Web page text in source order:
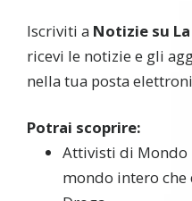
Iscriviti a Notizie su
ricevi le notizie e gli
nella tua posta
Potrai scoprire:
Attivisti di Mondo
mondo intero